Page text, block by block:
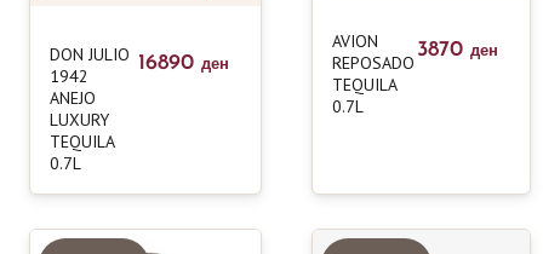
DON JULIO
1942
ANEJO
LUXURY
TEQUILA
0.7L
16890 ден
AVION
REPOSADO
TEQUILA
0.7L
3870 ден